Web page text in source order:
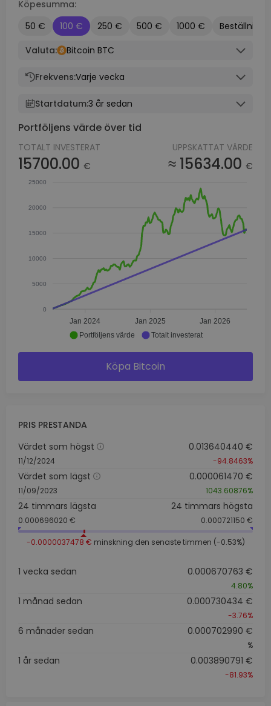
Köpesumma:
50 €
100 € 250 € 500 € 1000 €
Beställnings
Valuta:
Bitcoin BTC
Frekvens:Varje vecka
Startdatum:3 år sedan
Portföljens värde över tid
TOTALT INVESTERAT
15700.00 €
UPPSKATTAT VÄRDE
≈ 15634.00 €
25000
20000
15000
10000
5000
0
Jan 2024 Jan 2025 Jan 2026
Portföljens värde Totalt investerat
Köpa Bitcoin
PRIS PRESTANDA
Värdet som högst
11/12/2024
0.013640440 €
-94.8463%
Värdet som lägst
11/09/2023
0.000061470 €
1043.60876%
24 timmars lägsta
0.000696020 €
24 timmars högsta
0.000721150 €
-0.0000037478 € minskning den senaste timmen (-0.53%)
1 vecka sedan 0.000670763 €
4.80%
1 månad sedan 0.000730434 €
-3.76%
6 månader sedan 0.000702990 €
%
1 år sedan 0.003890791 €
-81.93%